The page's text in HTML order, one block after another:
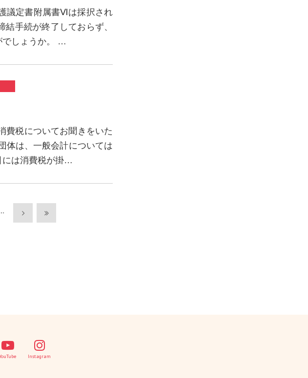
議定書附属書Ⅵは採択され
手続が終了しておらず、
でしょうか。 …
費税についてお聞きをいた
体は、一般会計については
には消費税が掛…
Instagram